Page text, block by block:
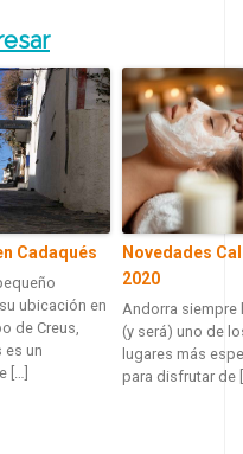
Cadaqués
ubicación en
de Creus,
es un
[…]
Novedades
2020
Andorra siempre
(y será) uno de
lugares más
para disfrutar de